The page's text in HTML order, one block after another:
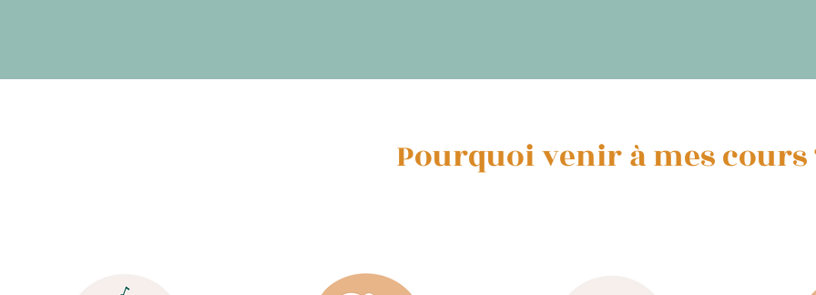
Pourquoi venir à mes cours